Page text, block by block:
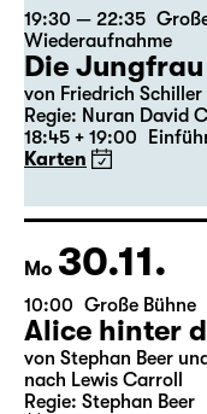
19:30 — 22:35
Wiederaufnahme
Die
von Friedrich Schiller
Regie: Nuran David
18:45 + 19:00
Karten
Mo 30.11.
10:00 Große Bühne
Alice hinter
von Stephan Beer
nach Lewis Carroll
Regie: Stephan Beer